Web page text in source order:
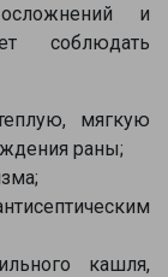
и
соблюдать
мягкую
раны;
кашля,